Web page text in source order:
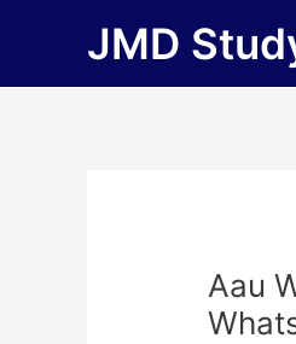
JMD
Aau